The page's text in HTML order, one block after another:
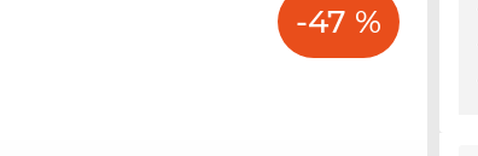
-47 %